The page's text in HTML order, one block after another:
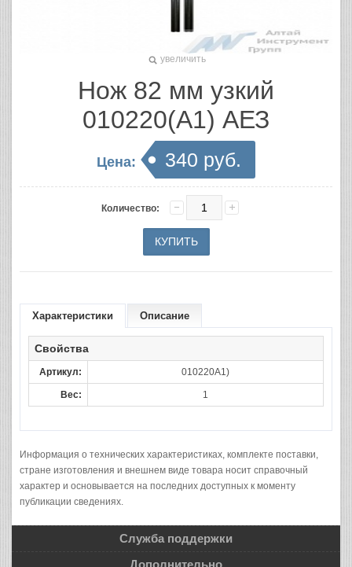
увеличить
Нож 82 мм узкий
010220(А1) АЕЗ
Цена: 340 руб.
Количество:
Характеристики Описание
Свойства
Артикул: 010220А1)
Вес: 1
Информация о технических характеристиках, комплекте поставки,
стране изготовления и внешнем виде товара носит справочный
характер и основывается на последних доступных к моменту
публикации сведениях.
Служба поддержки
Дополнительно